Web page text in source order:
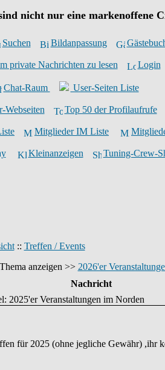
nicht nur eine markenoffene
Suchen Bildanpassung
private Nachrichten zu lesen Login
Chat-Raum User-Seiten Liste
Webseiten Top 50 der Profilaufrufe
Mitglieder IM Liste
Kleinanzeigen Tuning-Crew-
:: Treffen / Events
anzeigen >> 2026'er
Nachricht
2025'er Veranstaltungen im Norden
für 2025 (ohne jegliche Gewähr)